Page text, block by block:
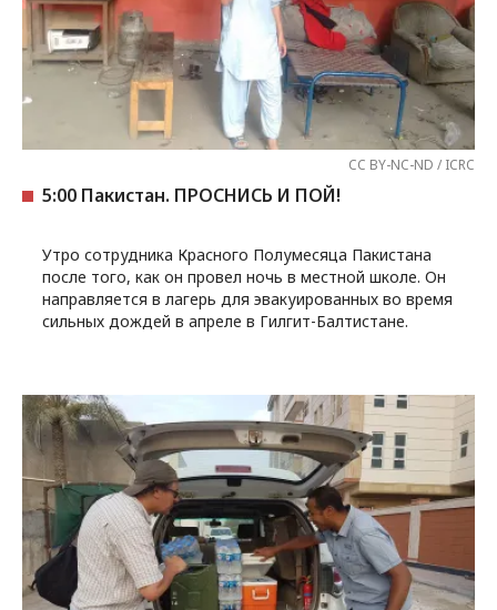
CC BY-NC-ND / ICRC
5:00 Пакистан. ПРОСНИСЬ И ПОЙ!
Утро сотрудника Красного Полумесяца Пакистана
после того, как он провел ночь в местной школе. Он
направляется в лагерь для эвакуированных во время
сильных дождей в апреле в Гилгит-Балтистане.